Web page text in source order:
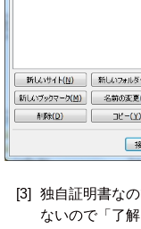
[3]
独自証明書な
ないので「了